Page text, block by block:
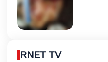
RNET TV